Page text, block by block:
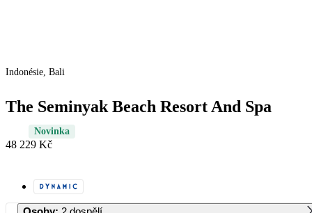
Indonésie, Bali
The Seminyak Beach Resort And Spa
Novinka
48 229 Kč